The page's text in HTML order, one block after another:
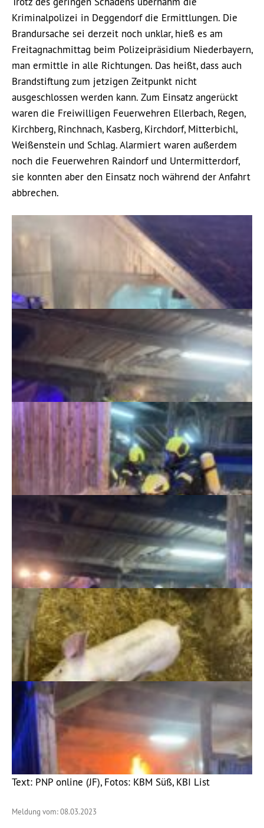
Kriminalpolizei in Deggendorf die Ermittlungen. Die
Brandursache sei derzeit noch unklar, hieß es am
Freitagnachmittag beim Polizeipräsidium Niederbayern,
man ermittle in alle Richtungen. Das heißt, dass auch
Brandstiftung zum jetzigen Zeitpunkt nicht
ausgeschlossen werden kann. Zum Einsatz angerückt
waren die Freiwilligen Feuerwehren Ellerbach, Regen,
Kirchberg, Rinchnach, Kasberg, Kirchdorf, Mitterbichl,
Weißenstein und Schlag. Alarmiert waren außerdem
noch die Feuerwehren Raindorf und Untermitterdorf,
sie konnten aber den Einsatz noch während der Anfahrt
abbrechen.
Text: PNP online (JF), Fotos: KBM Süß, KBI List
Meldung vom: 08.03.2023